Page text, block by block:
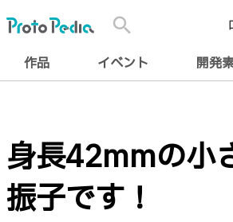
search
作品 イベント 開発
身長42mmの小
振子です！